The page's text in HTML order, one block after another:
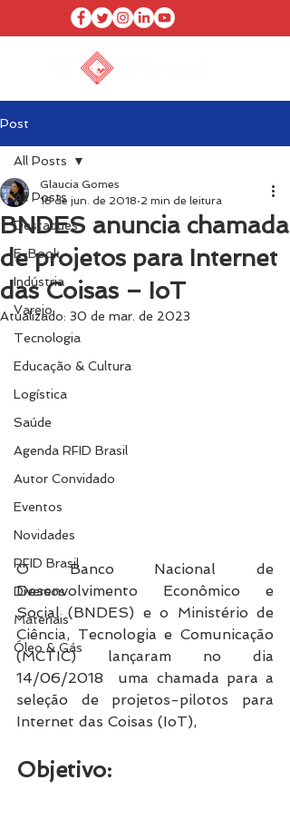
Post
All Posts
Destaques
E-Book
Indústria
Varejo
Tecnologia
Educação & Cultura
Logística
Saúde
Agenda RFID Brasil
Autor Convidado
Eventos
Novidades
RFID Brasil
Diversos
Materiais
Óleo & Gás
All Posts
BNDES anuncia chamada
de projetos para Internet
das Coisas – IoT
Glaucia Gomes
18 de jun. de 2018 2 min de leitura
Atualizado: 30 de mar. de 2023
O Banco Nacional de
Desenvolvimento Econômico e
Social (BNDES) e o Ministério de
Ciência, Tecnologia e Comunicação
(MCTIC) lançaram no dia
14/06/2018  uma chamada para a
seleção de projetos-pilotos para
Internet das Coisas (IoT),
Objetivo: